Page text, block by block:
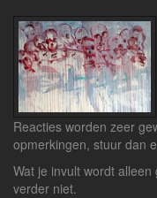
Reacties worden zeer
opmerkingen, stuur dan
Wat je invult wordt
verder niet.